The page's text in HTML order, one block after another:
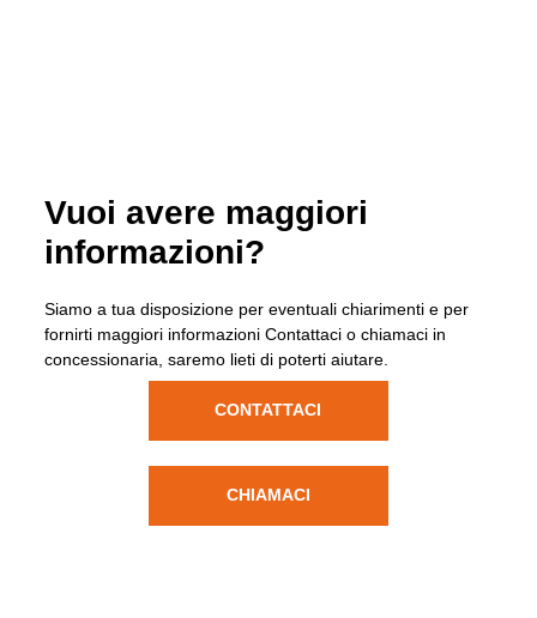
Vuoi avere maggiori
informazioni?
Siamo a tua disposizione per eventuali chiarimenti e per
fornirti maggiori informazioni Contattaci o chiamaci in
concessionaria, saremo lieti di poterti aiutare.
CONTATTACI
CHIAMACI